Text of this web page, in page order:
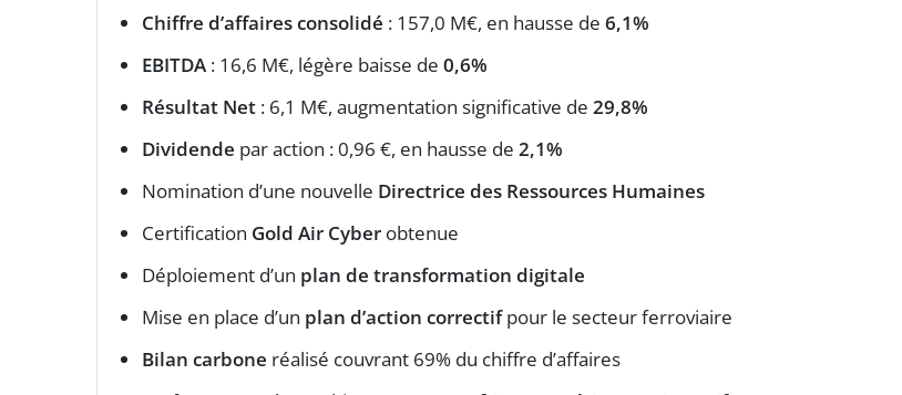
Chiffre d’affaires consolidé : 157,0 M€, en hausse de 6,1%
EBITDA : 16,6 M€, légère baisse de 0,6%
Résultat Net : 6,1 M€, augmentation significative de 29,8%
Dividende par action : 0,96 €, en hausse de 2,1%
Nomination d’une nouvelle Directrice des Ressources Humaines
Certification Gold Air Cyber obtenue
Déploiement d’un plan de transformation digitale
Mise en place d’un plan d’action correctifpour le secteur ferroviaire
Bilan carbone réalisé couvrant 69% du chiffre d’affaires